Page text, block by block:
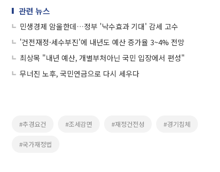
관련 뉴스
민생경제 암울한데…정부 '낙수효과 기대' 감세 고수
'건전재정·세수부진'에 내년도 예산 증가율 3~4% 전망
최상목 "내년 예산, 개별부처아닌 국민 입장에서 편성"
무너진 노후, 국민연금으로 다시 세우다
#추경요건 #조세감면 #재정건전성 #경기침체
#국가재정법